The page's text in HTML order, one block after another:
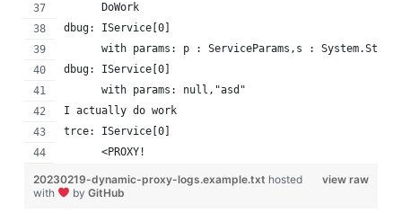
      DoWork
dbug: IService[0]
      with params: p : ServiceParams,s : System.String
dbug: IService[0]
      with params: null,"asd"
I actually do work
trce: IService[0]
      <PROXY!
view raw
20230219-dynamic-proxy-logs.example.txt hosted
with
by GitHub